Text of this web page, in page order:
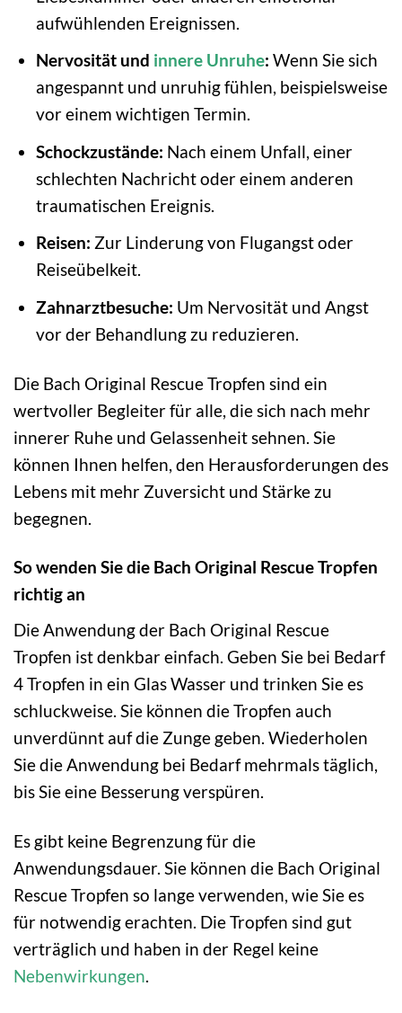
aufwühlenden Ereignissen.
Nervosität und innere Unruhe: Wenn Sie sich
angespannt und unruhig fühlen, beispielsweise
vor einem wichtigen Termin.
Schockzustände: Nach einem Unfall, einer
schlechten Nachricht oder einem anderen
traumatischen Ereignis.
Reisen: Zur Linderung von Flugangst oder
Reiseübelkeit.
Zahnarztbesuche: Um Nervosität und Angst
vor der Behandlung zu reduzieren.
Die Bach Original Rescue Tropfen sind ein
wertvoller Begleiter für alle, die sich nach mehr
innerer Ruhe und Gelassenheit sehnen. Sie
können Ihnen helfen, den Herausforderungen des
Lebens mit mehr Zuversicht und Stärke zu
begegnen.
So wenden Sie die Bach Original Rescue Tropfen
richtig an
Die Anwendung der Bach Original Rescue
Tropfen ist denkbar einfach. Geben Sie bei Bedarf
4 Tropfen in ein Glas Wasser und trinken Sie es
schluckweise. Sie können die Tropfen auch
unverdünnt auf die Zunge geben. Wiederholen
Sie die Anwendung bei Bedarf mehrmals täglich,
bis Sie eine Besserung verspüren.
Es gibt keine Begrenzung für die
Anwendungsdauer. Sie können die Bach Original
Rescue Tropfen so lange verwenden, wie Sie es
für notwendig erachten. Die Tropfen sind gut
verträglich und haben in der Regel keine
Nebenwirkungen.